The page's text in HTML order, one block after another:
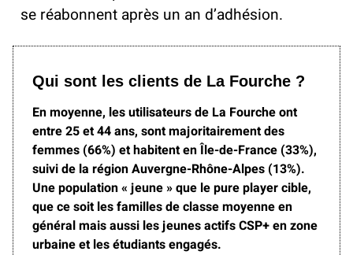
se réabonnent après un an d’adhésion.
Qui sont les clients de La Fourche ?
En moyenne, les utilisateurs de La Fourche ont
entre 25 et 44 ans, sont majoritairement des
femmes (66%) et habitent en Île-de-France (33%),
suivi de la région Auvergne-Rhône-Alpes (13%).
Une population « jeune » que le pure player cible,
que ce soit les familles de classe moyenne en
général mais aussi les jeunes actifs CSP+ en zone
urbaine et les étudiants engagés.